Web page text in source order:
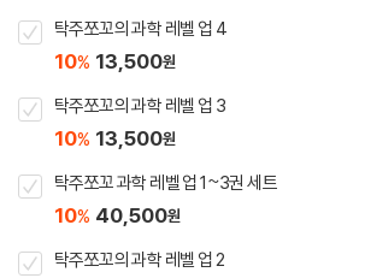
탁주쪼꼬의 과학 레벨 업 4
10% 13,500원
탁주쪼꼬의 과학 레벨 업 3
10% 13,500원
탁주쪼꼬 과학 레벨 업 1~3권 세트
10% 40,500원
탁주쪼꼬의 과학 레벨 업 2